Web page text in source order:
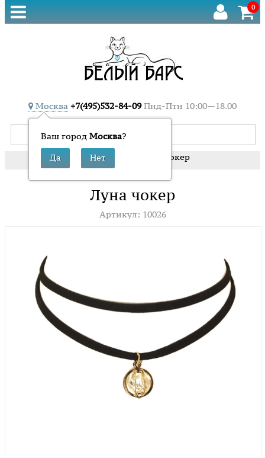
0
Москва
Ваш город Москва?
+7(495)532-84-09 Пнд-Птн 10:00—18.00
Главная» Луна чокер
Луна чокер
Артикул: 10026